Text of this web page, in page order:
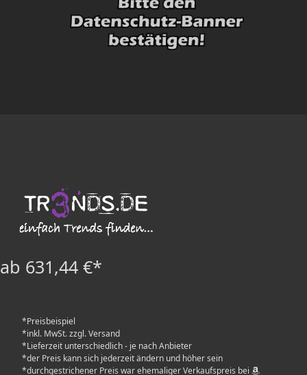
ab 631,44 €*
*Preisbeispiel
*inkl. MwSt. zzgl. Versand
*Lieferzeit unterschiedlich - je nach Anbieter
*der Preis kann sich jederzeit ändern und höher sein
*durchgestrichener Preis war ehemaliger Verkaufspreis bei